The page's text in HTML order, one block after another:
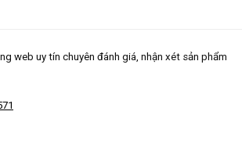
web uy tín chuyên đánh giá, nhận xét sản phẩm